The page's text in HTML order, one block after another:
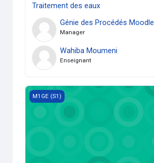
Traitement des eaux
Génie des Procédés Moodle
Manager
Wahiba Moumeni
Enseignant
Cristallographie
M1GE (S1)